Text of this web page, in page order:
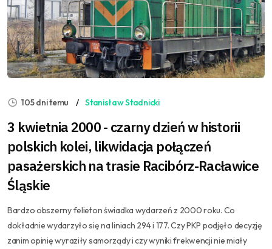
105 dni temu Stanisław Stadnicki
3 kwietnia 2000 - czarny dzień w historii
polskich kolei, likwidacja połączeń
pasażerskich na trasie Racibórz-Racławice
Śląskie
Bardzo obszerny felieton świadka wydarzeń z 2000 roku. Co
dokładnie wydarzyło się na liniach 294 i 177. Czy PKP podjęło decyzję
zanim opinię wyraziły samorządy i czy wyniki frekwencji nie miały